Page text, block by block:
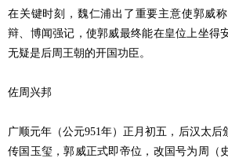
在关键时刻，魏仁浦出了重要主意使郭威
辩、博闻强记，使郭威最终能在皇位上坐得
无疑是后周王朝的开国功臣。
佐周兴邦
广顺元年（公元951年）正月初五，后汉太后
传国玉玺，郭威正式即帝位，改国号为周（